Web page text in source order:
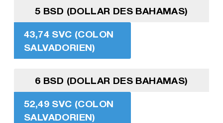
5 BSD (DOLLAR DES BAHAMAS)
43,74 SVC (COLON
SALVADORIEN)
6 BSD (DOLLAR DES BAHAMAS)
52,49 SVC (COLON
SALVADORIEN)